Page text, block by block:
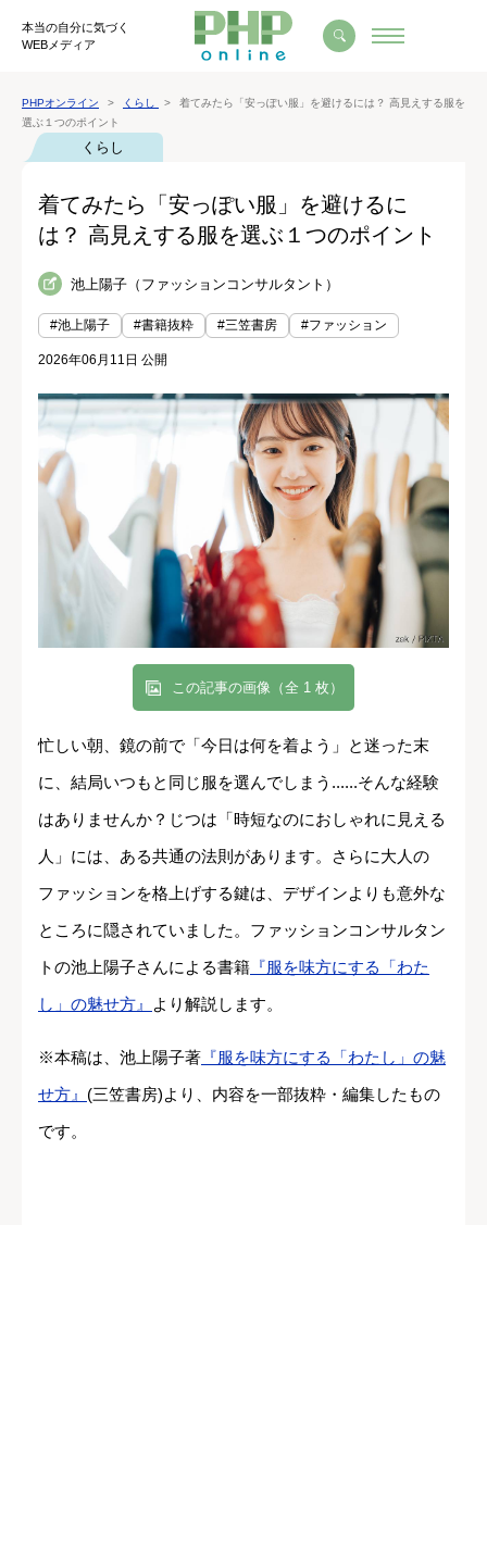
本当の自分に気づく
WEBメディア
PHPオンライン くらし
着てみたら「安っぽい服」を避けるには？ 高見えする服を
選ぶ１つのポイント
くらし
着てみたら「安っぽい服」を避けるに
は？ 高見えする服を選ぶ１つのポイント
池上陽子（ファッションコンサルタント）
#池上陽子 #書籍抜粋 #三笠書房 #ファッション
2026年06月11日 公開
この記事の画像（全 1 枚）
忙しい朝、鏡の前で「今日は何を着よう」と迷った末
に、結局いつもと同じ服を選んでしまう......そんな経験
はありませんか？じつは「時短なのにおしゃれに見える
人」には、ある共通の法則があります。さらに大人の
ファッションを格上げする鍵は、デザインよりも意外な
ところに隠されていました。ファッションコンサルタン
トの池上陽子さんによる書籍 『服を味方にする「わた
し」の魅せ方』
より解説します。
※本稿は、池上陽子著 『服を味方にする「わたし」の魅
せ方』 (三笠書房)より、内容を一部抜粋・編集したもの
です。